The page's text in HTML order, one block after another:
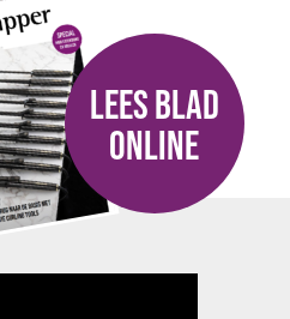
LEES BLAD
ONLINE